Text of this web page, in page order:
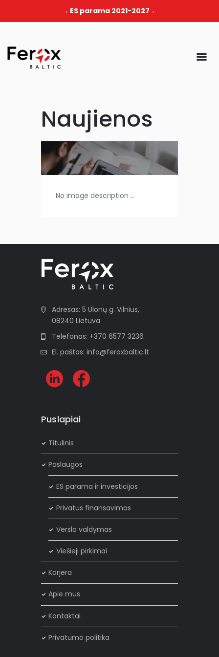
→ ES parama 2021-2027 ←
Naujienos
No image description ...
Adresas: 5 Ulonų g. Vilnius,
08240 Lietuva
Telefonas: +370 6577 3236
El. paštas: info@feroxbaltic.lt
Puslapiai
Titulinis
Paslaugos
ES parama ir investicijos
Privatus finansavimas
Verslo valdymas
Viešieji pirkimai
Karjera
Apie mus
Kontaktai
Privatumo politika